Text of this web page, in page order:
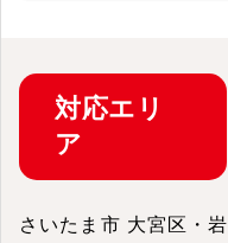
対応エリ
ア
さいたま市 大宮区・